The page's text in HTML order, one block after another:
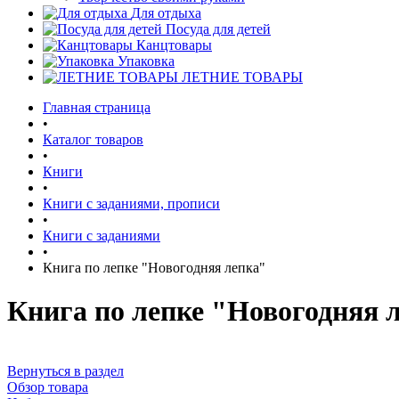
Для отдыха
Посуда для детей
Канцтовары
Упаковка
ЛЕТНИЕ ТОВАРЫ
Главная страница
•
Каталог товаров
•
Книги
•
Книги с заданиями, прописи
•
Книги с заданиями
•
Книга по лепке "Новогодняя лепка"
Книга по лепке "Новогодняя
Вернуться в раздел
Обзор товара